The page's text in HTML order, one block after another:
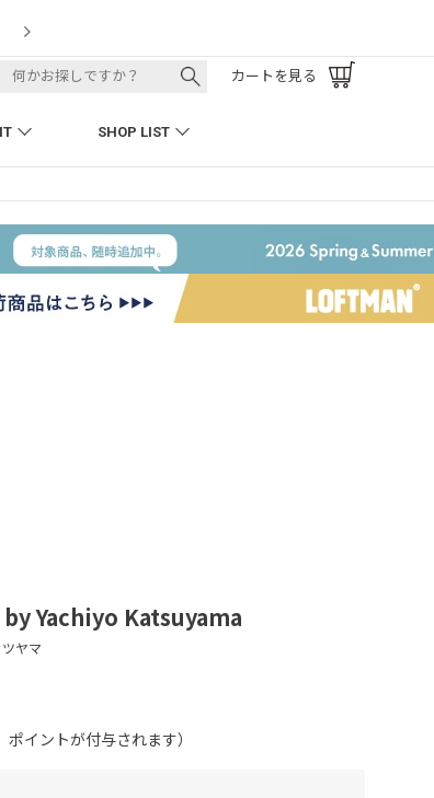
SHOP LIST
カートを見る
Yachiyo Katsuyama
イントが付与されます）